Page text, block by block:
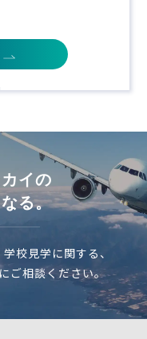
イの
る。
校見学に関する、
ご相談ください。